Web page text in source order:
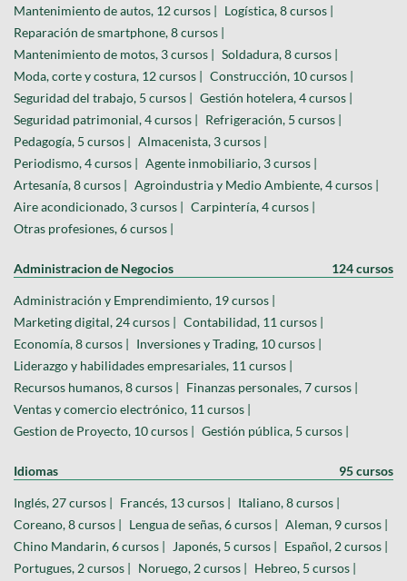
Mantenimiento de autos, 12 cursos |
Logística, 8 cursos |
Reparación de smartphone, 8 cursos |
Mantenimiento de motos, 3 cursos |
Soldadura, 8 cursos |
Moda, corte y costura, 12 cursos |
Construcción, 10 cursos |
Seguridad del trabajo, 5 cursos |
Gestión hotelera, 4 cursos |
Seguridad patrimonial, 4 cursos |
Refrigeración, 5 cursos |
Pedagogía, 5 cursos |
Almacenista, 3 cursos |
Periodismo, 4 cursos |
Agente inmobiliario, 3 cursos |
Artesanía, 8 cursos |
Agroindustria y Medio Ambiente, 4 cursos |
Aire acondicionado, 3 cursos |
Carpintería, 4 cursos |
Otras profesiones, 6 cursos |
Administracion de Negocios 124 cursos
Administración y Emprendimiento, 19 cursos |
Marketing digital, 24 cursos |
Contabilidad, 11 cursos |
Economía, 8 cursos |
Inversiones y Trading, 10 cursos |
Liderazgo y habilidades empresariales, 11 cursos |
Recursos humanos, 8 cursos |
Finanzas personales, 7 cursos |
Ventas y comercio electrónico, 11 cursos |
Gestion de Proyecto, 10 cursos |
Gestión pública, 5 cursos |
Idiomas 95 cursos
Inglés, 27 cursos | Francés, 13 cursos |
Italiano, 8 cursos |
Coreano, 8 cursos |
Lengua de señas, 6 cursos |
Aleman, 9 cursos |
Chino Mandarin, 6 cursos |
Japonés, 5 cursos |
Español, 2 cursos |
Portugues, 2 cursos |
Noruego, 2 cursos |
Hebreo, 5 cursos |